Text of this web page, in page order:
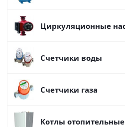
Циркуляционные
Счетчики воды
Счетчики газа
Котлы отопительные